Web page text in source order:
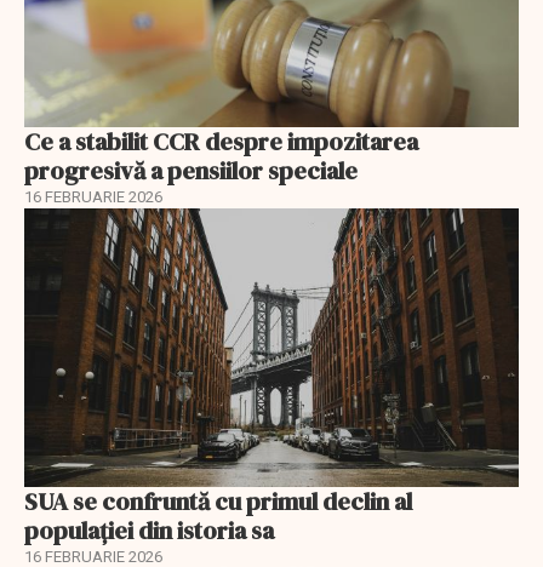
Ce a stabilit CCR despre impozitarea
progresivă a pensiilor speciale
16 FEBRUARIE 2026
SUA se confruntă cu primul declin al
populației din istoria sa
16 FEBRUARIE 2026